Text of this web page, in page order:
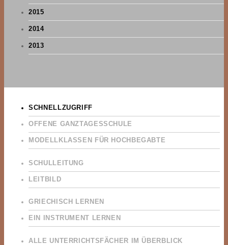
2015
2014
2013
SCHNELLZUGRIFF
OFFENE GANZTAGESSCHULE
MODELLKLASSEN FÜR HOCHBEGABTE
SCHULLEITUNG
LEITBILD
GRIECHISCH LERNEN
EIN INSTRUMENT LERNEN
ALLE UNTERRICHTSFÄCHER IM ÜBERBLICK